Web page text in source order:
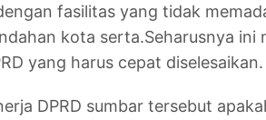
fasilitas yang tidak
kota serta.Seharusnya ini
yang harus cepat diselesaikan.
DPRD sumbar tersebut